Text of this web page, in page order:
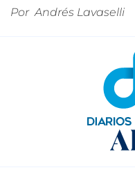
Por Andrés Lavaselli